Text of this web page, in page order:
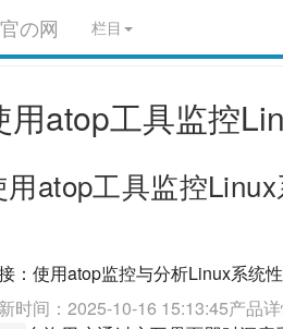
の网 栏目
用atop工具监控
用atop工具监控
： 使用atop监控与分析Linux系统
时间：2025-10-16 15:13:45产品